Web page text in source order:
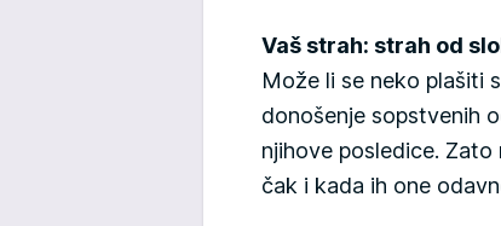
Vaš strah: strah od
Može li se neko plašiti
donošenje sopstvenih
njihove posledice.
čak i kada ih one